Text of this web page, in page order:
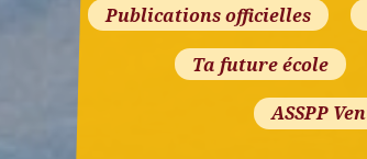
Publications officielles
Ta future école
ASSPP